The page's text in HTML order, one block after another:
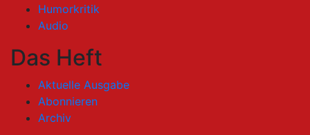
Humorkritik
Audio
Das Heft
Aktuelle Ausgabe
Abonnieren
Archiv